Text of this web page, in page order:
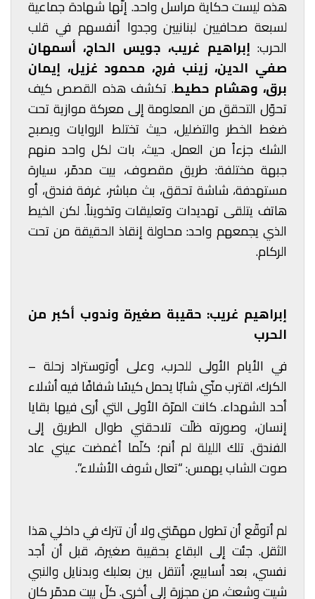
هذه ليست حكاية مراسل واحد. إنّها شهادة جماعية
لسبعة صحافيين لبنانيين وجدوا أنفسهم في قلب
الحرب: إبراهيم غريب، جويس الحاج، أسمهان
صفي الدين، زينب فرج، محمود غزيل، إيمان
برق، وهشام حطيط. تكشف هذه القصص كيف
تحوّل التحقق من المعلومة إلى معركة موازية تحت
ضغط الخطر والتضليل، حيث تختلط الروايات ويصبح
الشك جزءاً من العمل. حيث، بات لكل واحد منهم
جبهة مختلفة: طريق مقصوف، بيت مدمّر، سيارة
مستهدفة، شاشة تحقق، بث مباشر، غرفة فندق، أو
هاتف يتلقى تهديدات وتعليقات وتخويناً. لكن الخيط
الذي يجمعهم واحد: محاولة إنقاذ الحقيقة من تحت
الركام.
إبراهيم غريب: حقيبة صغيرة وندوب أكبر من
الحرب
في الأيام الأولى للحرب، وعلى أوتوستراد زحلة –
الكرك، اقترب منّي شابًا يحمل كيسًا شفافًا فيه أشلاء
أحد الشهداء. كانت المرّة الأولى التي أرى فيها بقايا
إنسان، وصورته ظلّت تلاحقني طوال الطريق إلى
الفندق. تلك الليلة لم أنم؛ كلّما أغمضت عيني عاد
صوت الشاب يهمس: “تعال شوف الأشلاء”.
لم أتوقّع أن تطول مهمّتي ولا أن تترك في داخلي هذا
الثقل. جئت إلى البقاع بحقيبة صغيرة، قبل أن أجد
نفسي، بعد أسابيع، أنتقل بين بعلبك وبدنايل والنبي
شيت وشعث، من مجزرة إلى أخرى. كلّ بيت مدمّر كان